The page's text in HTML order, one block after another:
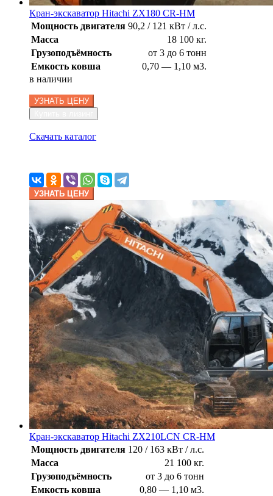
Кран-экскаватор Hitachi ZX180 CR-HM
Мощность двигателя 90,2 / 121 кВт / л.с.
Масса
18 100 кг.
Грузоподъёмность
от 3 до 6 тонн
Емкость ковша
0,70 — 1,10 м3.
в наличии
УЗНАТЬ ЦЕНУ
Скачать каталог
УЗНАТЬ ЦЕНУ
Кран-экскаватор Hitachi ZX210LCN CR-HM
Мощность двигателя 120 / 163 кВт / л.с.
Масса
21 100 кг.
Грузоподъёмность
от 3 до 6 тонн
Емкость ковша
0,80 — 1,10 м3.